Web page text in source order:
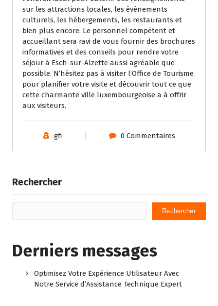
sur les attractions locales, les événements
culturels, les hébergements, les restaurants et
bien plus encore. Le personnel compétent et
accueillant sera ravi de vous fournir des brochures
informatives et des conseils pour rendre votre
séjour à Esch-sur-Alzette aussi agréable que
possible. N’hésitez pas à visiter l’Office de Tourisme
pour planifier votre visite et découvrir tout ce que
cette charmante ville luxembourgeoise a à offrir
aux visiteurs.
gfi 0 Commentaires
Rechercher
Rechercher
Derniers messages
Optimisez Votre Expérience Utilisateur Avec
Notre Service d’Assistance Technique Expert